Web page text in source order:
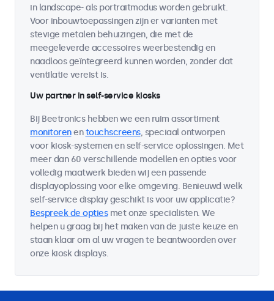
in landscape- als portraitmodus worden gebruikt.
Voor inbouwtoepassingen zijn er varianten met
stevige metalen behuizingen, die met de
meegeleverde accessoires weerbestendig en
naadloos geïntegreerd kunnen worden, zonder dat
ventilatie vereist is.
Uw partner in self-service kiosks
Bij Beetronics hebben we een ruim assortiment
monitorenentouchscreens, speciaal ontworpen
voor kiosk-systemen en self-service oplossingen. Met
meer dan 60 verschillende modellen en opties voor
volledig maatwerk bieden wij een passende
displayoplossing voor elke omgeving. Benieuwd welk
self-service display geschikt is voor uw applicatie?
Bespreek de optiesmet onze specialisten. We
helpen u graag bij het maken van de juiste keuze en
staan klaar om al uw vragen te beantwoorden over
onze kiosk displays.